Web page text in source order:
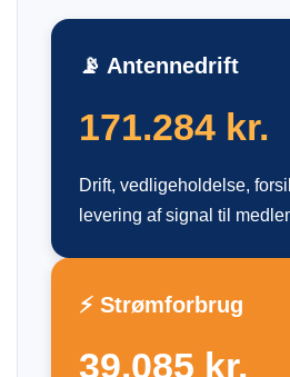
📡 Antennedrift
171.284 kr.
Drift, vedligeholdelse,
levering af signal til
⚡ Strømforbrug
39.085 kr.